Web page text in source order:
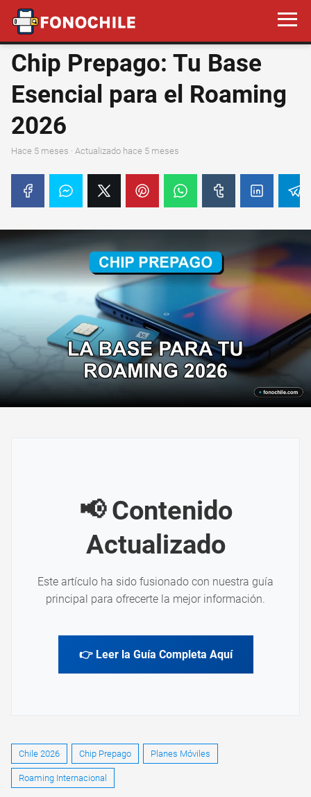
Chip Prepago: Tu Base
Esencial para el Roaming
2026
hace 5 meses · Actualizado hace 5 meses
📢 Contenido
Actualizado
Este artículo ha sido fusionado con nuestra guía
principal para ofrecerte la mejor información.
👉 Leer la Guía Completa Aquí
Chile 2026 Chip Prepago Planes Móviles
Roaming Internacional